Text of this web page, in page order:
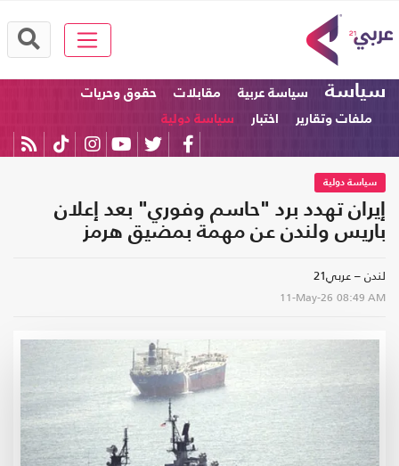
سياسة سياسة عربية مقابلات
حقوق وحريات
ملفات وتقارير
اختبار سياسة دولية
سياسة دولية
إيران تهدد برد "حاسم وفوري" بعد إعلان
باريس ولندن عن مهمة بمضيق هرمز
لندن – عربي21
11-May-26 08:49 AM